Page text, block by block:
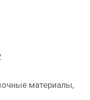
материалы,